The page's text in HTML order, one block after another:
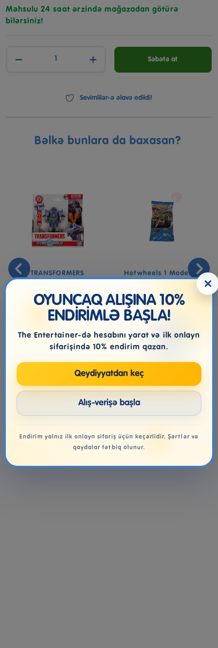
Məhsulu 24 saat ərzində mağazadan götürə
bilərsiniz!
− + Səbətə at
Sevimlilər-ə əlavə edildi!
Bəlkə bunlara da baxasan?
TRANSFORMERS
CYBERWORLD ARMORED
49.99₼
Hotwheels 1 Modello
Mystery Models 1/64
11.99₼
×
OYUNCAQ ALIŞINA 10%
ENDİRİMLƏ BAŞLA!
The Entertainer-də hesabını yarat və ilk onlayn
sifarişində 10% endirim qazan.
Qeydiyyatdan keç
Alış-verişə başla
Endirim yalnız ilk onlayn sifariş üçün keçərlidir. Şərtlər və
qaydalar tətbiq olunur.